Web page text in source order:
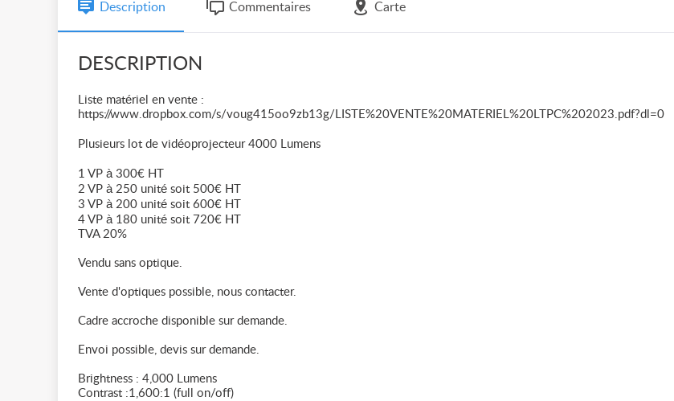
Description Commentaires Carte
DESCRIPTION
Liste matériel en vente :
https://www.dropbox.com/s/voug415oo9zb13g/LISTE%20VENTE%20MATERIEL%20LTPC%202023.pdf?dl=0
Plusieurs lot de vidéoprojecteur 4000 Lumens
1 VP à 300€ HT
2 VP à 250 unité soit 500€ HT
3 VP à 200 unité soit 600€ HT
4 VP à 180 unité soit 720€ HT
TVA 20%
Vendu sans optique.
Vente d'optiques possible, nous contacter.
Cadre accroche disponible sur demande.
Envoi possible, devis sur demande.
Brightness : 4,000 Lumens
Contrast :1,600:1 (full on/off)